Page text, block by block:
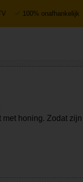
100% onafhankelijk
honing. Zodat